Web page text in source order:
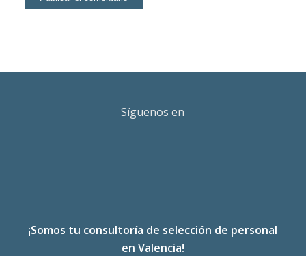
Síguenos en
¡Somos tu consultoría de selección de personal
en Valencia!